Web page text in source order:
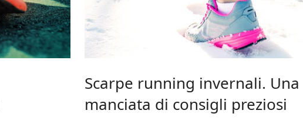
Scarpe running invernali. Una
manciata di consigli preziosi